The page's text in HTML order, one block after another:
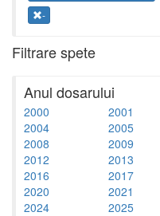
-
Filtrare spete
Anul dosarului
2000 2001
2004
2005
2008
2009
2012
2013
2016
2017
2020
2021
2024
2025